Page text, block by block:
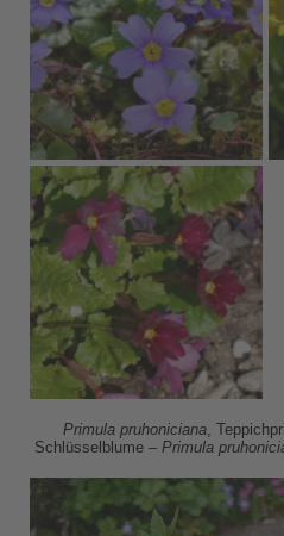
Primula pruhoniciana ,
Schlüsselblume –Primula